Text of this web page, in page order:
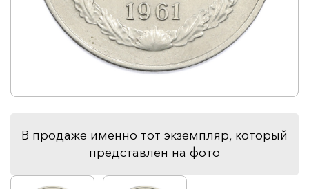
В продаже именно тот экземпляр, который
представлен на фото